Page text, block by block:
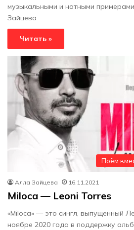
музыкальными и нотными
Зайцева
Читать »
Поём
Алла Зайцева 16.11.2021
Miloca — Leoni Torres
«Miloca» — это сингл, выпущенный
ноябре 2020 года в поддержку